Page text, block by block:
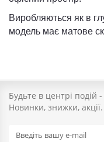
Виробляються як в
модель має матове
Будьте в центрі подій
Новинки, знижки, акції.